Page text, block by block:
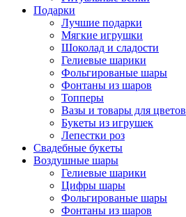
Подарки
Лучшие подарки
Мягкие игрушки
Шоколад и сладости
Гелиевые шарики
Фольгированые шары
Фонтаны из шаров
Топперы
Вазы и товары для цветов
Букеты из игрушек
Лепестки роз
Свадебные букеты
Воздушные шары
Гелиевые шарики
Цифры шары
Фольгированые шары
Фонтаны из шаров